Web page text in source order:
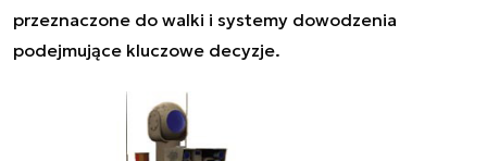
przeznaczone do walki i systemy dowodzenia
podejmujące kluczowe decyzje.